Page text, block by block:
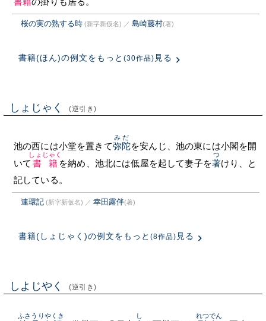
桜の実の熟する時 (新字新仮名) ／ 島崎藤村(著)
書籍(ほん)の例文をもっと (30作品) 見る
しょじゃく (逆引き)
池の西には小堂を置きて弥陀
みだ
を安んじ、池の東には小閣を開
いて 書籍
しょじゃく
を納め、池北には低屋を起して妻子を著
つ
けり、と
記している。
連環記 (新字新仮名) ／ 幸田露伴(著)
書籍(しょじゃく)の例文をもっと (8作品) 見る
しよじやく (逆引き)
ふさうりやくき し れつでん